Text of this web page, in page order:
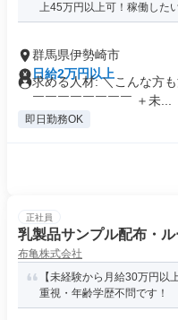
上45万円以上可！稼働した
群馬県伊勢崎市
日給2万円以上
求める人材: ＼こんな方
￣￣￣￣￣￣￣￣ ＋未...
即日勤務OK
正社員
乳製品サンプル配布・
布亀株式会社
【未経験から月給30万円
重視・年齢学歴不問です！